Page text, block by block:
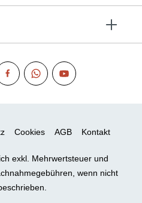
Cookies AGB Kontakt
exkl. Mehrwertsteuer und
wenn nicht